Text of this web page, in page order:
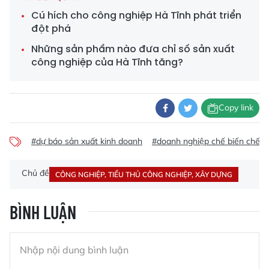
Cú hích cho công nghiệp Hà Tĩnh phát triển
đột phá
Những sản phẩm nào đưa chỉ số sản xuất
công nghiệp của Hà Tĩnh tăng?
Copy link
#dự báo sản xuất kinh doanh #doanh nghiệp chế biến chế
Chủ đề CÔNG NGHIỆP, TIỂU THỦ CÔNG NGHIỆP, XÂY DỰNG
BÌNH LUẬN